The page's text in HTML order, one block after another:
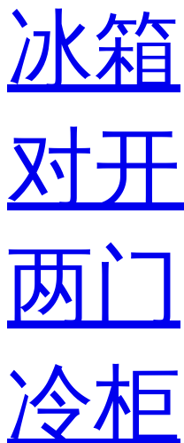
冰箱
对
两门
冷柜